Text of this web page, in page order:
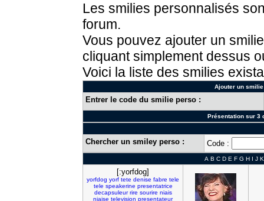
Les smilies personnalisés
forum.
Vous pouvez ajouter un
cliquant simplement dessus
Voici la liste des smilies
Ajouter un
Entrer le code du smilie perso :
Présentation sur 3
Chercher un smiley perso : Code :
A B C D E F G H I J K
[:yorfdog]
yorfdog yorf tete denise fabre tele
tele speakerine presentatrice
decapsuleur rire sourire niais
niaise television presentateur